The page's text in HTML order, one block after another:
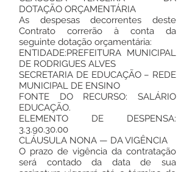
DOTAÇÃO ORÇAMENTÁRIA
As despesas decorrentes deste
Contrato correrão à conta da
seguinte dotação orçamentária:
ENTIDADE:PREFEITURA MUNICIPAL
DE RODRIGUES ALVES
SECRETARIA DE EDUCAÇÃO – REDE
MUNICIPAL DE ENSINO
FONTE DO RECURSO: SALÁRIO
EDUCAÇÃO.
ELEMENTO DE DESPENSA:
3.3.90.30.00
CLÁUSULA NONA — DA VIGÊNCIA
O prazo de vigência da contratação
será contado da data de sua